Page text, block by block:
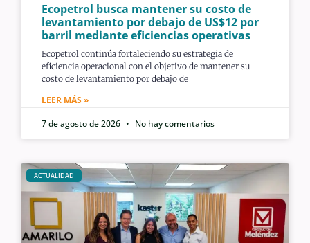
Ecopetrol busca mantener su costo de
levantamiento por debajo de US$12 por
barril mediante eficiencias operativas
Ecopetrol continúa fortaleciendo su estrategia de
eficiencia operacional con el objetivo de mantener su
costo de levantamiento por debajo de
LEER MÁS »
7 de agosto de 2026
No hay comentarios
ACTUALIDAD